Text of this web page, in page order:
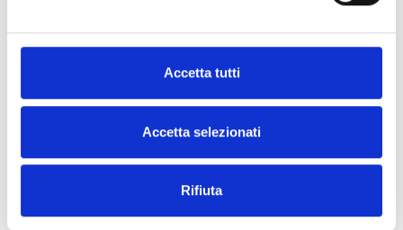
Accetta tutti
Accetta selezionati
Rifiuta
Especificações técnicas
Tipo de produto Dispositivo de sinalização
Padrão, Autoteste,
Supervisão por